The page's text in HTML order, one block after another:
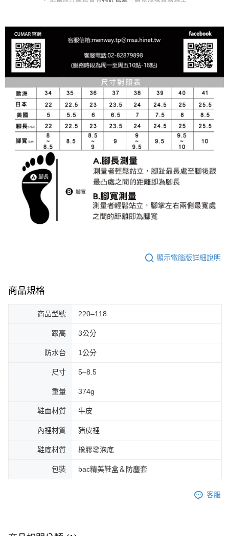
顯示電腦版詳細說明
商品規格
商品型號 220–118
跟高 3公分
防水台 1公分
尺寸 5–8.5
重量 374g
鞋面材質 牛皮
內裡材質 豬皮裡
鞋底材質 橡膠發泡底
包裝 bac精美鞋盒＆防塵套
客服